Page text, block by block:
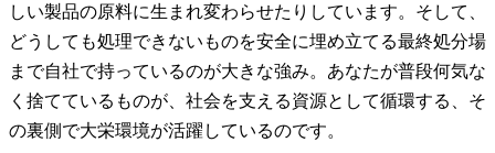
しい製品の原料に生まれ変わらせたりしています。そして、
どうしても処理できないものを安全に埋め立てる最終処分場
まで自社で持っているのが大きな強み。あなたが普段何気な
く捨てているものが、社会を支える資源として循環する、そ
の裏側で大栄環境が活躍しているのです。